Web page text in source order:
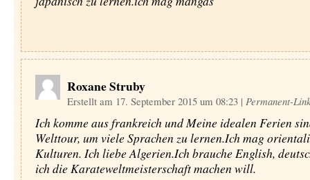
Roxane Struby
Erstellt am 17. September 2015 um 08:23 | Permanent-
Ich komme aus frankreich und Meine idealen Ferien
Welttour, um viele Sprachen zu lernen.Ich mag
Kulturen. Ich liebe Algerien.Ich brauche English,
ich die Karateweltmeisterschaft machen will.